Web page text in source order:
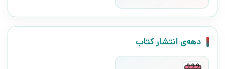
دهه‌ی انتشار کتاب